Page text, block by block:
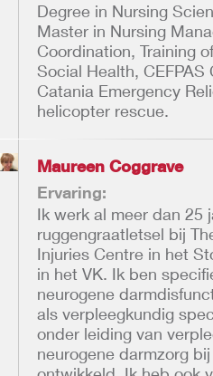
Degree in Nursing
Master in Nursing
Coordination, Training
Social Health, CEFPAS
Catania Emergency
helicopter rescue.
Maureen Coggrave
Ervaring:
Ik werk al meer dan 25
ruggengraatletsel bij
Injuries Centre in het
in het VK. Ik ben
neurogene
als verpleegkundig
onder leiding van
neurogene darmzorg